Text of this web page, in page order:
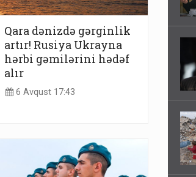
Qara dənizdə gərginlik
artır! Rusiya Ukrayna
hərbi gəmilərini hədəf
alır
6 Avqust 17:43